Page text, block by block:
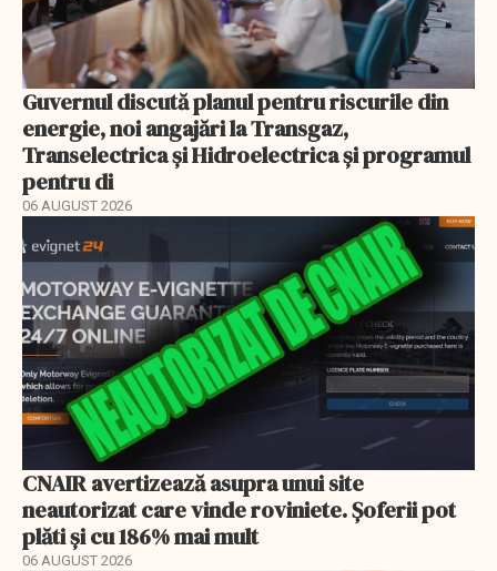
Guvernul discută planul pentru riscurile din
energie, noi angajări la Transgaz,
Transelectrica și Hidroelectrica și programul
pentru di
06 AUGUST 2026
CNAIR avertizează asupra unui site
neautorizat care vinde roviniete. Șoferii pot
plăti și cu 186% mai mult
06 AUGUST 2026